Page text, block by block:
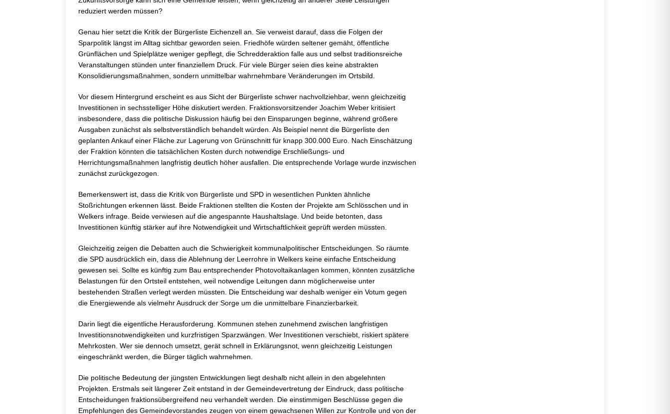
reduziert werden müssen?
Genau hier setzt die Kritik der Bürgerliste Eichenzell an. Sie verweist darauf, dass die Folgen der
Sparpolitik längst im Alltag sichtbar geworden seien. Friedhöfe würden seltener gemäht, öffentliche
Grünflächen und Spielplätze weniger gepflegt, die Schredderaktion falle aus und selbst traditionsreiche
Veranstaltungen stünden unter finanziellem Druck. Für viele Bürger seien dies keine abstrakten
Konsolidierungsmaßnahmen, sondern unmittelbar wahrnehmbare Veränderungen im Ortsbild.
Vor diesem Hintergrund erscheint es aus Sicht der Bürgerliste schwer nachvollziehbar, wenn gleichzeitig
Investitionen in sechsstelliger Höhe diskutiert werden. Fraktionsvorsitzender Joachim Weber kritisiert
insbesondere, dass die politische Diskussion häufig bei den Einsparungen beginne, während größere
Ausgaben zunächst als selbstverständlich behandelt würden. Als Beispiel nennt die Bürgerliste den
geplanten Ankauf einer Fläche zur Lagerung von Grünschnitt für knapp 300.000 Euro. Nach Einschätzung
der Fraktion könnten die tatsächlichen Kosten durch notwendige Erschließungs- und
Herrichtungsmaßnahmen langfristig deutlich höher ausfallen. Die entsprechende Vorlage wurde inzwischen
zunächst zurückgezogen.
Bemerkenswert ist, dass die Kritik von Bürgerliste und SPD in wesentlichen Punkten ähnliche
Stoßrichtungen erkennen lässt. Beide Fraktionen stellten die Kosten der Projekte am Schlösschen und in
Welkers infrage. Beide verwiesen auf die angespannte Haushaltslage. Und beide betonten, dass
Investitionen künftig stärker auf ihre Notwendigkeit und Wirtschaftlichkeit geprüft werden müssten.
Gleichzeitig zeigen die Debatten auch die Schwierigkeit kommunalpolitischer Entscheidungen. So räumte
die SPD ausdrücklich ein, dass die Ablehnung der Leerrohre in Welkers keine einfache Entscheidung
gewesen sei. Sollte es künftig zum Bau entsprechender Photovoltaikanlagen kommen, könnten zusätzliche
Belastungen für den Ortsteil entstehen, weil notwendige Leitungen dann möglicherweise unter
bestehenden Straßen verlegt werden müssten. Die Entscheidung war deshalb weniger ein Votum gegen
die Energiewende als vielmehr Ausdruck der Sorge um die unmittelbare Finanzierbarkeit.
Darin liegt die eigentliche Herausforderung. Kommunen stehen zunehmend zwischen langfristigen
Investitionsnotwendigkeiten und kurzfristigen Sparzwängen. Wer Investitionen verschiebt, riskiert spätere
Mehrkosten. Wer sie dennoch umsetzt, gerät schnell in Erklärungsnot, wenn gleichzeitig Leistungen
eingeschränkt werden, die Bürger täglich wahrnehmen.
Die politische Bedeutung der jüngsten Entwicklungen liegt deshalb nicht allein in den abgelehnten
Projekten. Erstmals seit längerer Zeit entstand in der Gemeindevertretung der Eindruck, dass politische
Entscheidungen fraktionsübergreifend neu verhandelt werden. Die einstimmigen Beschlüsse gegen die
Empfehlungen des Gemeindevorstandes zeugen von einem gewachsenen Willen zur Kontrolle und von der